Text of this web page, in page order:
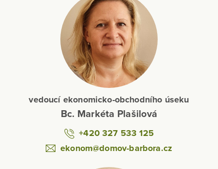
vedoucí ekonomicko-obchodního úseku
Bc. Markéta Plašilová
+420 327 533 125
ekonom@domov-barbora.cz